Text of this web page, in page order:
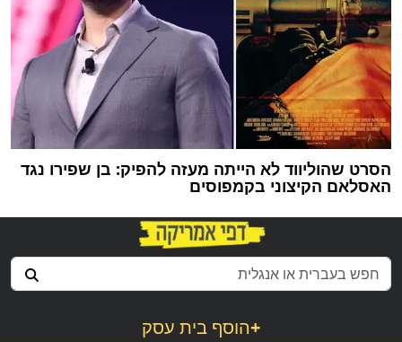
הסרט שהוליווד לא הייתה מעזה להפיק: בן שפירו נגד
האסלאם הקיצוני בקמפוסים
הוסף בית עסק+